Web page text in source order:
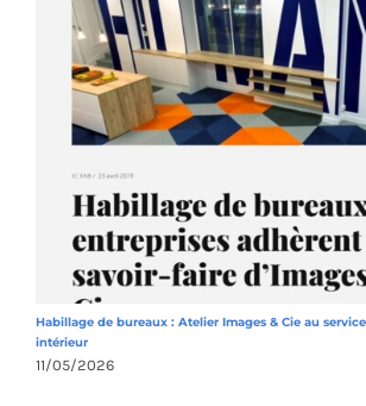
Habillage de bureaux : Atelier Images & Cie au
intérieur
11/05/2026